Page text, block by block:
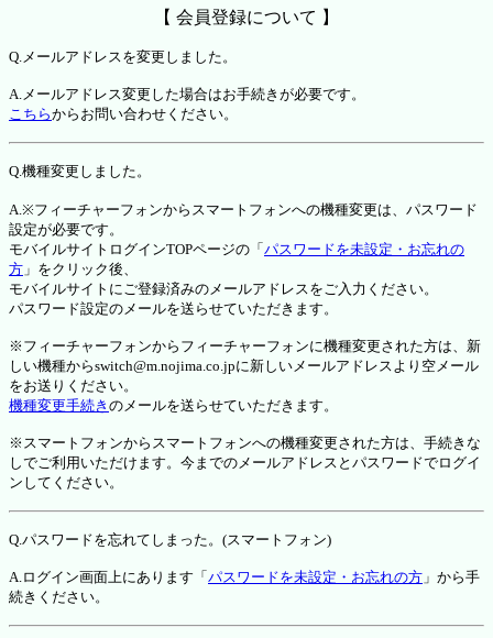
【 会員登録について 】
Q.メールアドレスを変更しました。
A.メールアドレス変更した場合はお手続きが必要です。
こちらからお問い合わせください。
Q.機種変更しました。
A.※フィーチャーフォンからスマートフォンへの機種変更は、パスワード
設定が必要です。
モバイルサイトログインTOPページの「 パスワードを未設定・お忘れの
方 」をクリック後、
モバイルサイトにご登録済みのメールアドレスをご入力ください。
パスワード設定のメールを送らせていただきます。
※フィーチャーフォンからフィーチャーフォンに機種変更された方は、新
しい機種からswitch@m.nojima.co.jpに新しいメールアドレスより空メール
をお送りください。
機種変更手続き のメールを送らせていただきます。
※スマートフォンからスマートフォンへの機種変更された方は、手続きな
しでご利用いただけます。今までのメールアドレスとパスワードでログイ
ンしてください。
Q.パスワードを忘れてしまった。(スマートフォン)
A.ログイン画面上にあります「 パスワードを未設定・お忘れの方 」から手
続きください。